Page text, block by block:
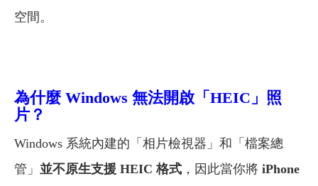
空間。
為什麼 Windows 無法開啟「HEIC」照
片？
Windows 系統內建的「相片檢視器」和「檔案總
管」 並不原生支援 HEIC 格式 ，因此當你將 iPhone